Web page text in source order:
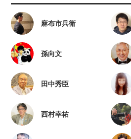
麻布市兵衛
孫向文
田中秀臣
西村幸祐